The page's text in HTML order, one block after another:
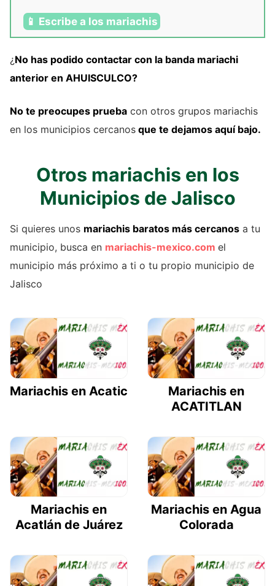
📱 Escribe a los mariachis
¿No has podido contactar con la banda mariachi
anterior en AHUISCULCO?
No te preocupes prueba con otros grupos mariachis
en los municipios cercanos que te dejamos aquí bajo.
Otros mariachis en los
Municipios de Jalisco
Si quieres unos mariachis baratos más cercanos a tu
municipio, busca en mariachis-mexico.com el
municipio más próximo a ti o tu propio municipio de
Jalisco
Mariachis en Acatic
Mariachis en
ACATITLAN
Mariachis en
Acatlán de Juárez
Mariachis en Agua
Colorada